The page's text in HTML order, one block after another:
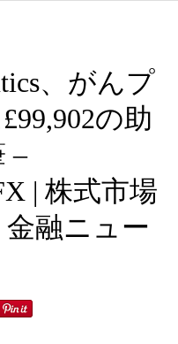
、がんプ
の助
–
| 株式市場
融ニュー